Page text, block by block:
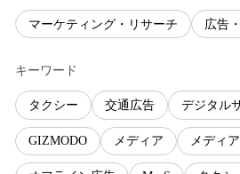
マーケティング・リサーチ 広告
キーワード
タクシー 交通広告 デジタル
GIZMODO メディア メディ